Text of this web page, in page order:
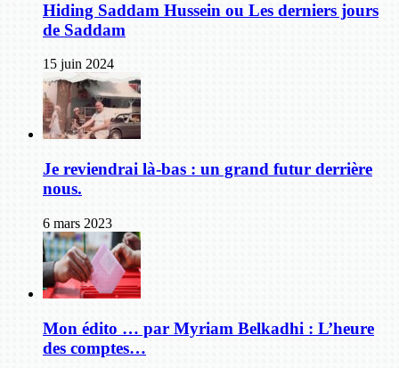
Hiding Saddam Hussein ou Les derniers jours
de Saddam
15 juin 2024
Je reviendrai là-bas : un grand futur derrière
nous.
6 mars 2023
Mon édito … par Myriam Belkadhi : L’heure
des comptes…